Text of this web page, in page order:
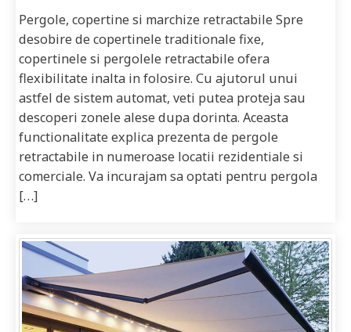
Pergole, copertine si marchize retractabile Spre
desobire de copertinele traditionale fixe,
copertinele si pergolele retractabile ofera
flexibilitate inalta in folosire. Cu ajutorul unui
astfel de sistem automat, veti putea proteja sau
descoperi zonele alese dupa dorinta. Aceasta
functionalitate explica prezenta de pergole
retractabile in numeroase locatii rezidentiale si
comerciale. Va incurajam sa optati pentru pergola
[…]